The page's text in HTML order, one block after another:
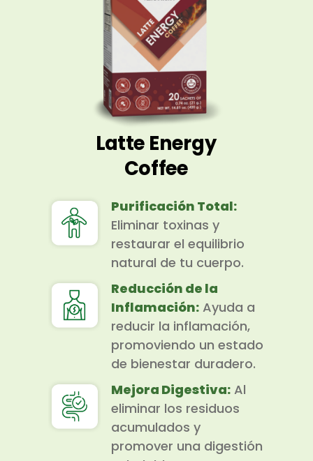
Latte Energy
Coffee
Purificación Total:
Eliminar toxinas y
restaurar el equilibrio
natural de tu cuerpo.
Reducción de la
Inflamación: Ayuda a
reducir la inflamación,
promoviendo un estado
de bienestar duradero.
Mejora Digestiva: Al
eliminar los residuos
acumulados y
promover una digestión